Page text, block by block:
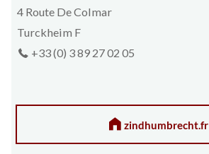
4 Route De Colmar
Turckheim F
+33 (0) 3 89 27 02 05
zindhumbrecht.fr